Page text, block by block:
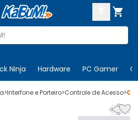

Ninja Hardware PC Gamer
conta
>Interfone e Porteiro>Controle de Acesso>
